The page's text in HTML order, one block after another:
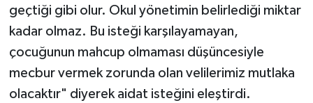
geçtiği gibi olur. Okul yönetimin belirlediği miktar
kadar olmaz. Bu isteği karşılayamayan,
çocuğunun mahcup olmaması düşüncesiyle
mecbur vermek zorunda olan velilerimiz mutlaka
olacaktır" diyerek aidat isteğini eleştirdi.